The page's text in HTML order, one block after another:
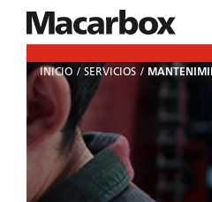
INICIO SERVICIOS